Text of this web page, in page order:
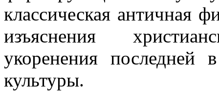
классическая античная
изъяснения
укоренения последней
культуры.